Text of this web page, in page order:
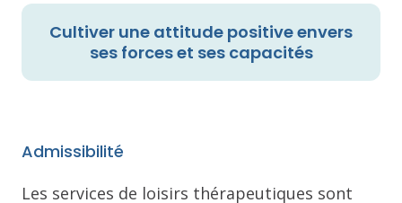
Cultiver une attitude positive envers
ses forces et ses capacités
Admissibilité
Les services de loisirs thérapeutiques sont